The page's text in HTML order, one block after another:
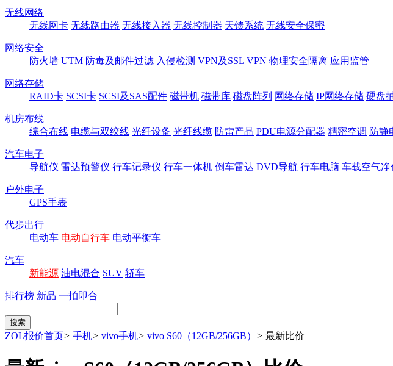
无线网络
无线网卡 无线路由器 无线接入器 无线控制器 天馈系统 无线安全保密
网络安全
防火墙 UTM 防毒及邮件过滤 入侵检测 VPN及SSL VPN 物理安全隔离 应用监管
网络存储
RAID卡 SCSI卡 SCSI及SAS配件 磁带机 磁带库 磁盘阵列 网络存储 IP网络存储 硬盘
机房布线
综合布线 电缆与双绞线 光纤设备 光纤线缆 防雷产品 PDU电源分配器 精密空调 防静
汽车电子
导航仪 雷达预警仪 行车记录仪 行车一体机 倒车雷达 DVD导航 行车电脑 车载空气净
户外电子
GPS手表
代步出行
电动车 电动自行车 电动平衡车
汽车
新能源 油电混合 SUV 轿车
排行榜 新品 一拍即合
ZOL报价首页> 手机> vivo手机> vivo S60（12GB/256GB） > 最新比价